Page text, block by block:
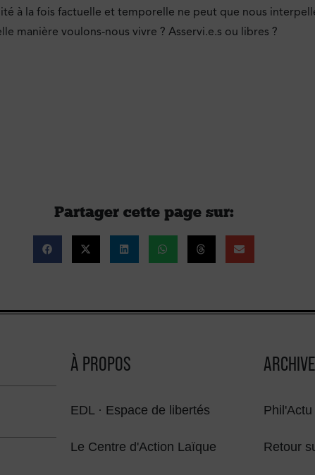
à la fois factuelle et temporelle ne peut que nous
manière voulons-nous vivre ? Asservi.e.s ou libres ?
Partager cette page sur :
À PROPOS
EDL · Espace de libertés
Le Centre d'Action Laïque
Phil'Actu
Retour